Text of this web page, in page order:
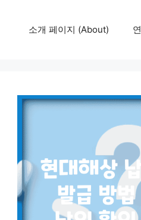
소개 페이지 (About)